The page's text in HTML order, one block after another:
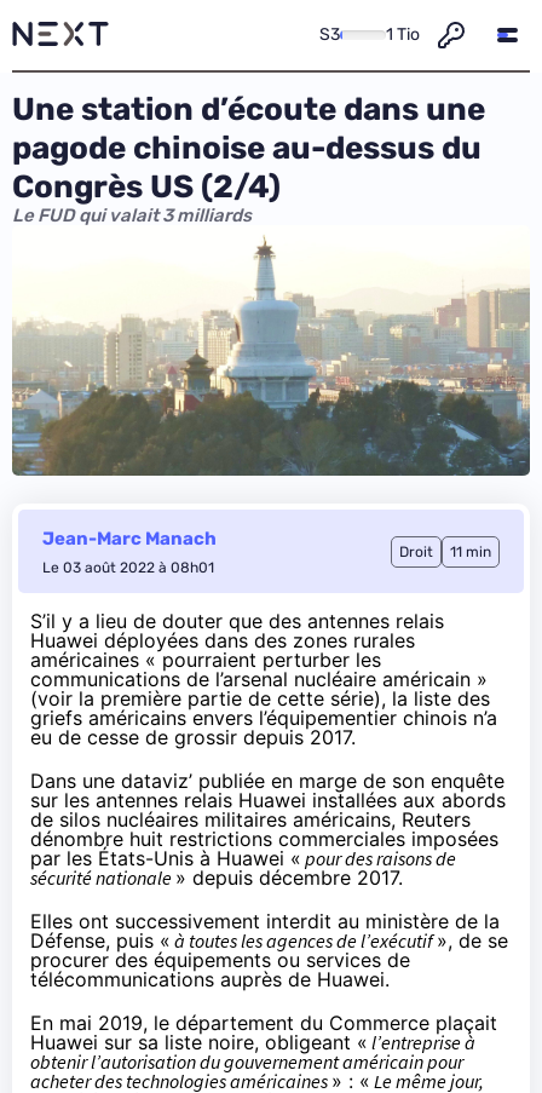
S3 1 Tio
Une station d’écoute dans une
pagode chinoise au-dessus du
Congrès US (2/4)
Le FUD qui valait 3 milliards
Jean-Marc Manach
Le 03 août 2022 à 08h01
Droit 11 min
S’il y a lieu de douter que des antennes relais
Huawei déployées dans des zones rurales
américaines « pourraient perturber les
communications de l’arsenal nucléaire américain »
(voir la première partie de cette série), la liste des
griefs américains envers l’équipementier chinois n’a
eu de cesse de grossir depuis 2017.
Dans une dataviz’ publiée en marge de son enquête
sur les antennes relais Huawei installées aux abords
de silos nucléaires militaires américains, Reuters
dénombre huit restrictions commerciales imposées
par les États-Unis à Huawei « pour des raisons de
sécurité nationale » depuis décembre 2017.
Elles ont successivement interdit au ministère de la
Défense, puis « à toutes les agences de l’exécutif», de se
procurer des équipements ou services de
télécommunications auprès de Huawei.
En mai 2019, le département du Commerce plaçait
Huawei sur sa liste noire, obligeant « l’entreprise à
obtenir l’autorisation du gouvernement américain pour
acheter des technologies américaines » : « Le même jour,